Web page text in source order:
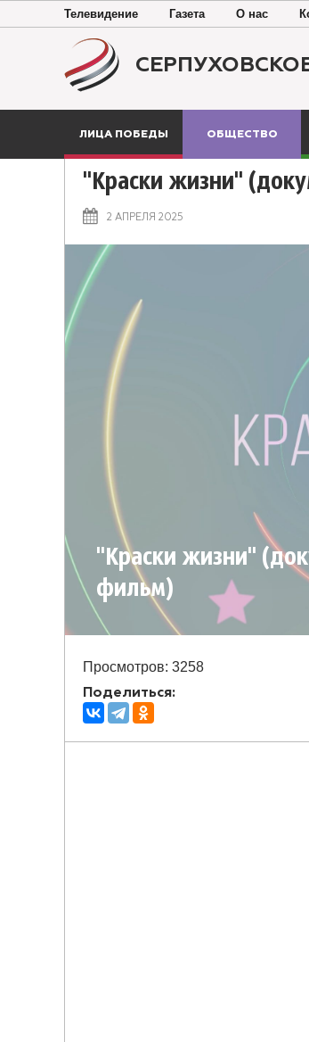
Телевидение Газета О нас
ЛИЦА ПОБЕДЫ ОБЩЕСТВО
"Краски жизни"
2 АПРЕЛЯ 2025
"Краски жизни"
фильм)
Просмотров: 3258
Поделиться: